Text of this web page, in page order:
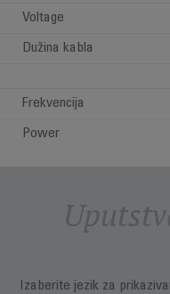
Voltage
Dužina kabla
Frekvencija
Power
Izaberite jezik za